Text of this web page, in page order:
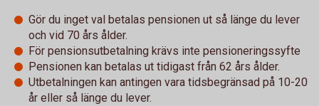
Gör du inget val betalas pensionen ut så länge du lever
och vid 70 års ålder.
För pensionsutbetalning krävs inte pensioneringssyfte
Pensionen kan betalas ut tidigast från 62 års ålder.
Utbetalningen kan antingen vara tidsbegränsad på 10-20
år eller så länge du lever.